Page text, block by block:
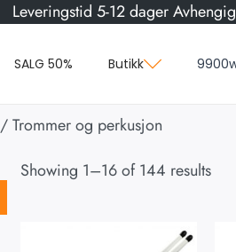
Leveringstid 5-12 dager
SALG 50% Butikk
/Trommer og perkusjon
Showing 1–16of 144 results